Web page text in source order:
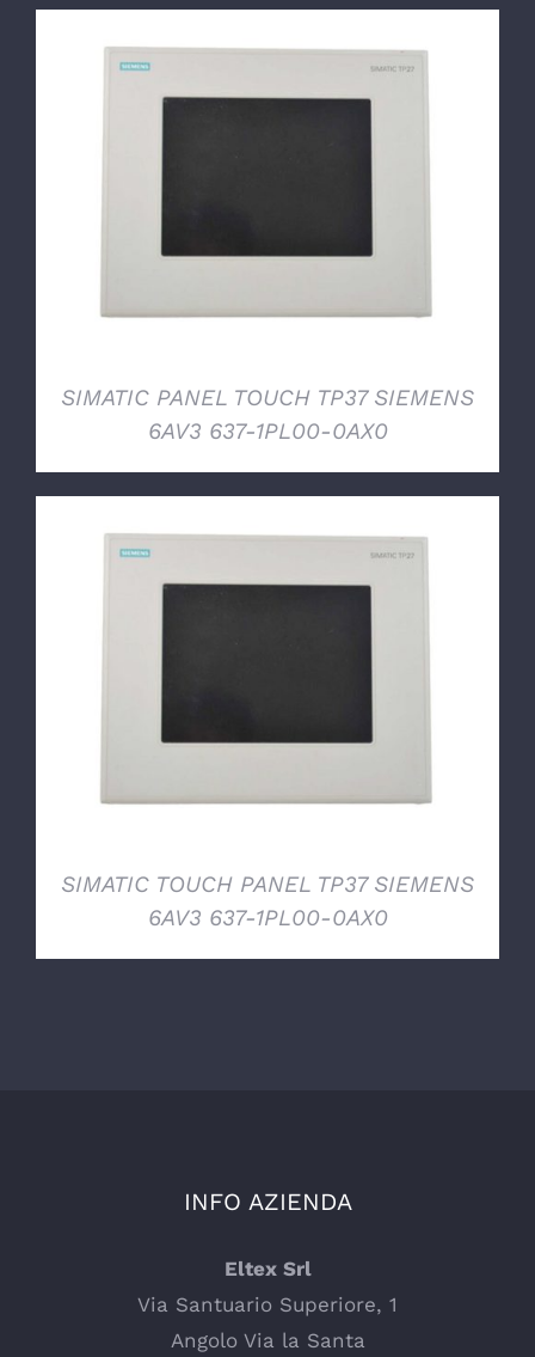
SIMATIC PANEL TOUCH TP37 SIEMENS
6AV3 637-1PL00-0AX0
SIMATIC TOUCH PANEL TP37 SIEMENS
6AV3 637-1PL00-0AX0
INFO AZIENDA
Eltex Srl
Via Santuario Superiore, 1
Angolo Via la Santa